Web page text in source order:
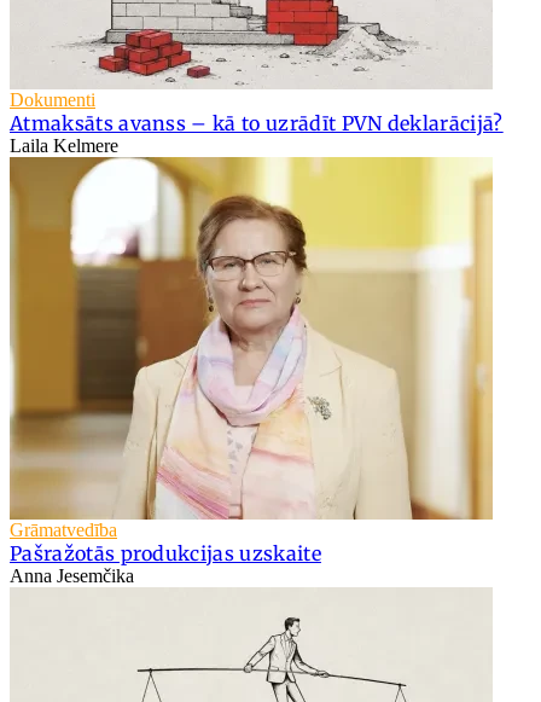
Dokumenti
Atmaksāts avanss – kā to uzrādīt PVN deklarācijā?
Laila Kelmere
Grāmatvedība
Pašražotās produkcijas uzskaite
Anna Jesemčika